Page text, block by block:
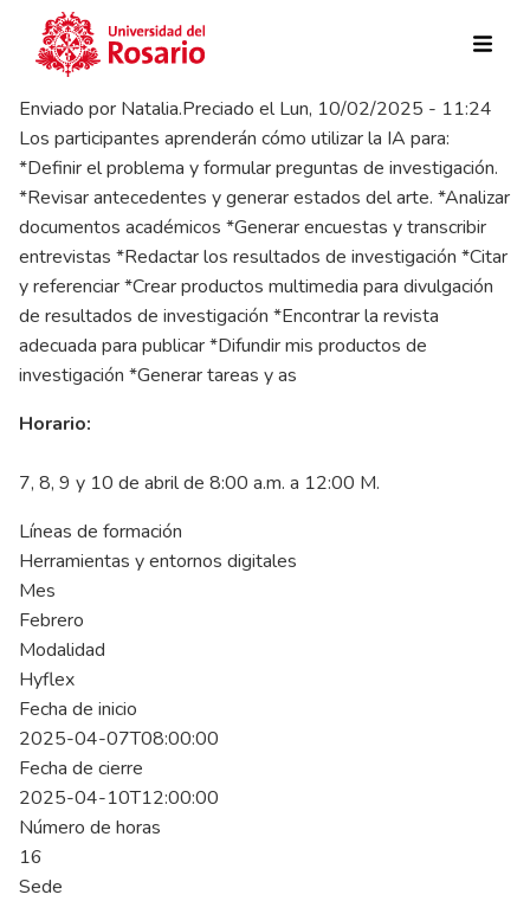
Pasar al contenido principal
Enviado por Natalia.Preciado elLun, 10/02/2025 - 11:24
Los participantes aprenderán cómo utilizar la IA para:
*Definir el problema y formular preguntas de investigación.
*Revisar antecedentes y generar estados del arte. *Analizar
documentos académicos *Generar encuestas y transcribir
entrevistas *Redactar los resultados de investigación *Citar
y referenciar *Crear productos multimedia para divulgación
de resultados de investigación *Encontrar la revista
adecuada para publicar *Difundir mis productos de
investigación *Generar tareas y as
Horario:
7, 8, 9 y 10 de abril de 8:00 a.m. a 12:00 M.
Líneas de formación
Herramientas y entornos digitales
Mes
Febrero
Modalidad
Hyflex
Fecha de inicio
2025-04-07T08:00:00
Fecha de cierre
2025-04-10T12:00:00
Número de horas
16
Sede